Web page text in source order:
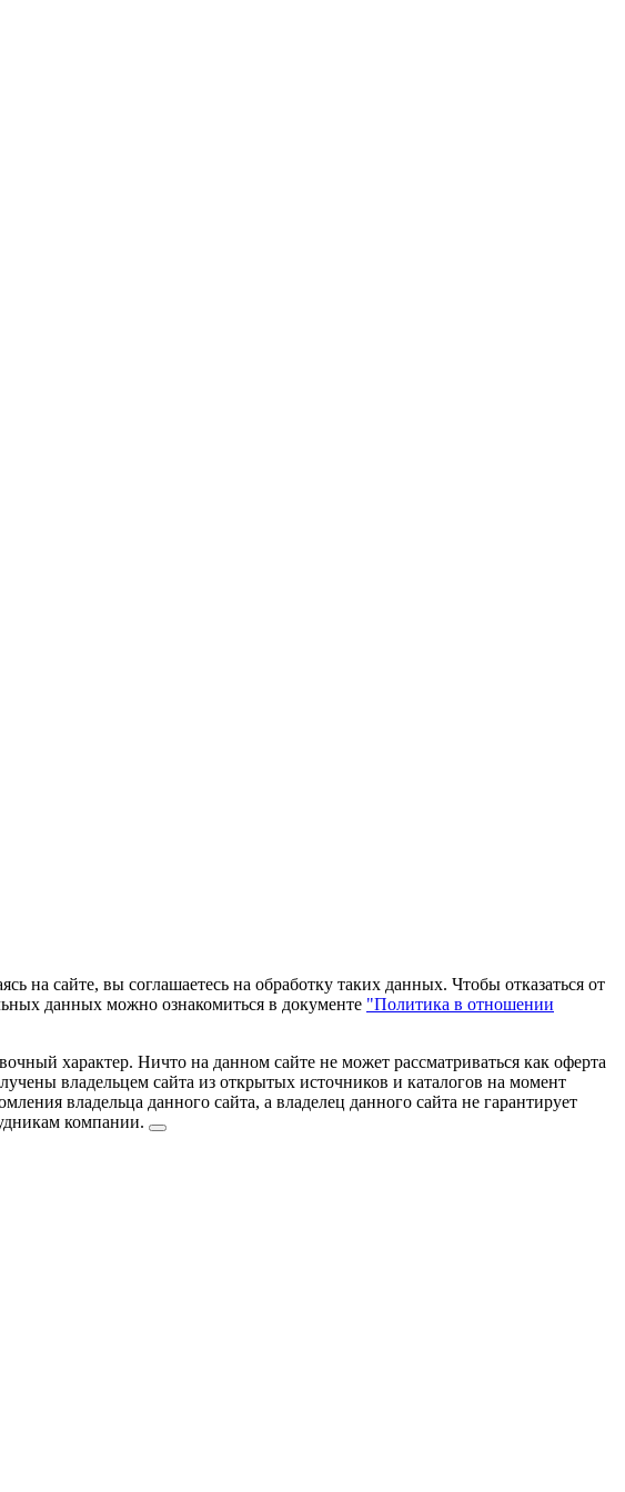
на сайте, вы соглашаетесь на обработку таких данных. Чтобы отказаться от
данных можно ознакомиться в документе "Политика в отношении
характер. Ничто на данном сайте не может рассматриваться как оферта
владельцем сайта из открытых источников и каталогов на момент
владельца данного сайта, а владелец данного сайта не гарантирует
компании.